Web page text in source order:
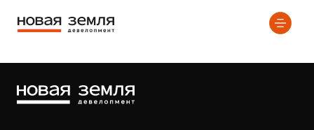
Элемент не найден!